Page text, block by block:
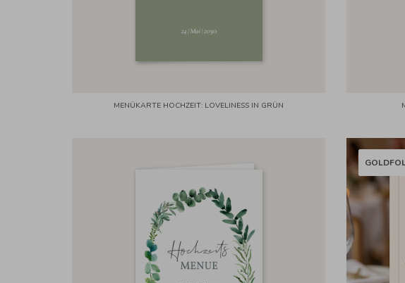
MENÜKARTE HOCHZEIT: LOVELINESS IN GRÜN